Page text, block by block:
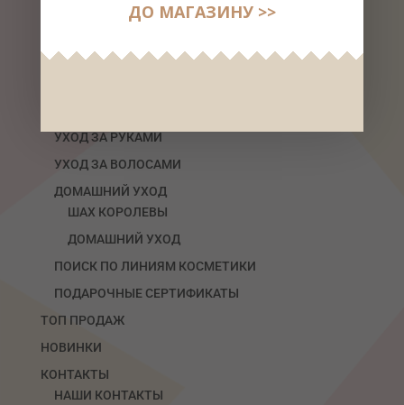
Dr. Dermaprof
ШАХ КОРОЛЕВЫ
УХОД ЗА РУКАМИ
УХОД ЗА ВОЛОСАМИ
ДОМАШНИЙ УХОД
ШАХ КОРОЛЕВЫ
ДОМАШНИЙ УХОД
ПОИСК ПО ЛИНИЯМ КОСМЕТИКИ
ПОДАРОЧНЫЕ СЕРТИФИКАТЫ
ТОП ПРОДАЖ
НОВИНКИ
КОНТАКТЫ
НАШИ КОНТАКТЫ
ДО МАГАЗИНУ >>